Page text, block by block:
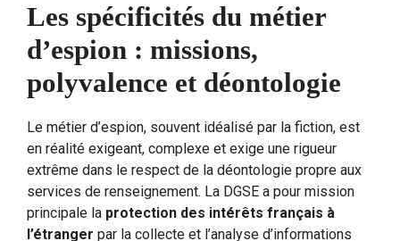
Les spécificités du métier
d’espion : missions,
polyvalence et déontologie
Le métier d’espion, souvent idéalisé par la fiction, est
en réalité exigeant, complexe et exige une rigueur
extrême dans le respect de la déontologie propre aux
services de renseignement. La DGSE a pour mission
principale la protection des intérêts français à
l’étranger par la collecte et l’analyse d’informations